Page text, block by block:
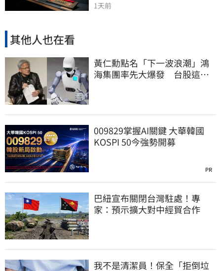
1天前
其他人也在看
黃仁勳點名「下一波浪潮」鴻
海集團率先大爆發 台股這族
009829掌握AI關鍵 大華韓國
KOSPI 50今強勢開募
PR
巴紐宣布關閉台灣駐處！專
家：預示擴大對中經貿合作
我不是清潔員！保全「拒倒垃